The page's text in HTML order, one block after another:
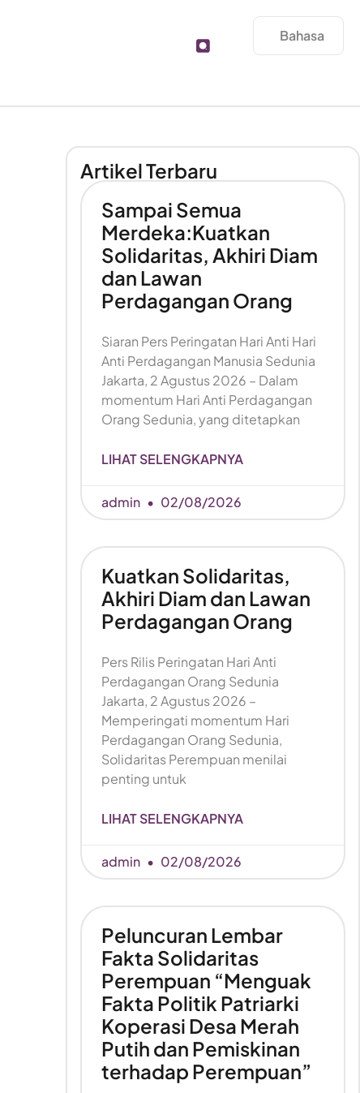
Bahasa
Artikel Terbaru
Sampai Semua
Merdeka:Kuatkan
Solidaritas, Akhiri Diam
dan Lawan
Perdagangan Orang
Siaran Pers Peringatan Hari Anti Hari
Anti Perdagangan Manusia Sedunia
Jakarta, 2 Agustus 2026 – Dalam
momentum Hari Anti Perdagangan
Orang Sedunia, yang ditetapkan
LIHAT SELENGKAPNYA
admin 02/08/2026
Kuatkan Solidaritas,
Akhiri Diam dan Lawan
Perdagangan Orang
Pers Rilis Peringatan Hari Anti
Perdagangan Orang Sedunia
Jakarta, 2 Agustus 2026 –
Memperingati momentum Hari
Perdagangan Orang Sedunia,
Solidaritas Perempuan menilai
penting untuk
LIHAT SELENGKAPNYA
admin 02/08/2026
Peluncuran Lembar
Fakta Solidaritas
Perempuan “Menguak
Fakta Politik Patriarki
Koperasi Desa Merah
Putih dan Pemiskinan
terhadap Perempuan”